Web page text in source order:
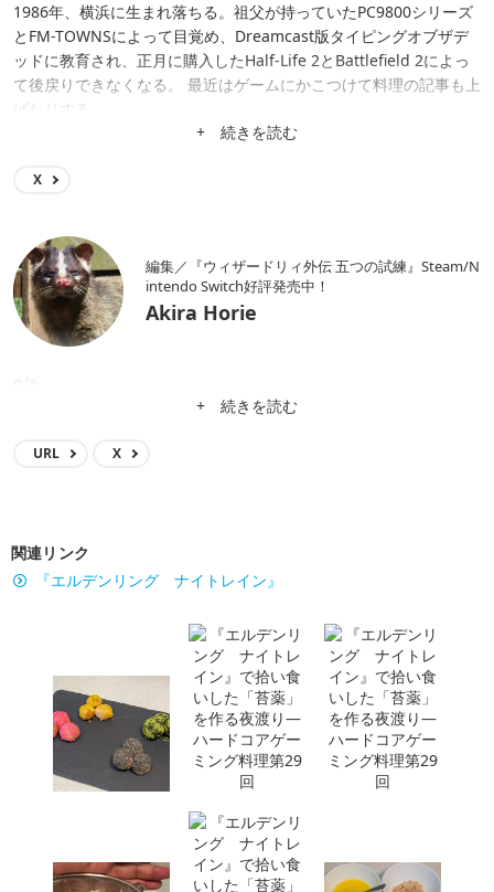
1986年、横浜に生まれ落ちる。祖父が持っていたPC9800シリーズ
とFM-TOWNSによって目覚め、Dreamcast版タイピングオブザデ
ッドに教育され、正月に購入したHalf-Life 2とBattlefield 2によっ
て後戻りできなくなる。 最近はゲームにかこつけて料理の記事も上
げたりする。
+ 続きを読む
X
編集／『ウィザードリィ外伝 五つの試練』Steam/N
intendo Switch好評発売中！
Akira Horie
n/a
+ 続きを読む
URL X
関連リンク
『エルデンリング ナイトレイン』